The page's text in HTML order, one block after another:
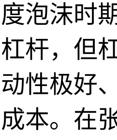
泡沫时
杆，但
性极好
本。在